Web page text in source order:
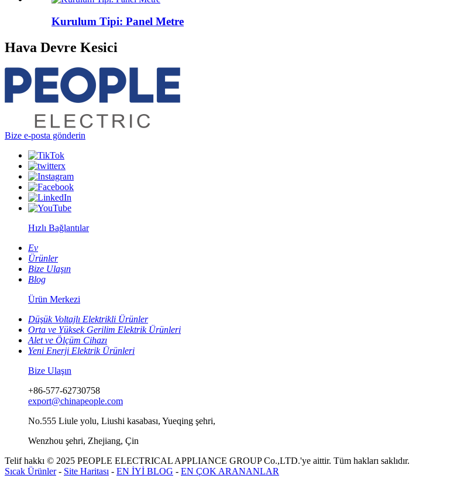
Kurulum Tipi: Panel Metre
Hava Devre Kesici
Bize e-posta gönderin
Hızlı Bağlantılar
Ev
Ürünler
Bize Ulaşın
Blog
Ürün Merkezi
Düşük Voltajlı Elektrikli Ürünler
Orta ve Yüksek Gerilim Elektrik Ürünleri
Alet ve Ölçüm Cihazı
Yeni Enerji Elektrik Ürünleri
Bize Ulaşın
+86-577-62730758
export@chinapeople.com
No.555 Liule yolu, Liushi kasabası, Yueqing şehri,
Wenzhou şehri, Zhejiang, Çin
Telif hakkı © 2025 PEOPLE ELECTRICAL APPLIANCE GROUP Co.,LTD.'ye aittir. Tüm hakları saklıdır.
Sıcak Ürünler- Site Haritası - EN İYİ BLOG - EN ÇOK ARANANLAR